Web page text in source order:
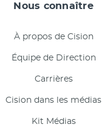
Nous connaître
À propos de Cision
Équipe de Direction
Carrières
Cision dans les médias
Kit Médias